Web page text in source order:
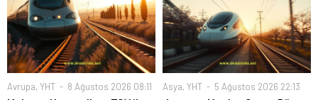
Avrupa, YHT 8 Ağustos 2026 08:11 Asya, YHT 5 Ağustos 2026 22:13